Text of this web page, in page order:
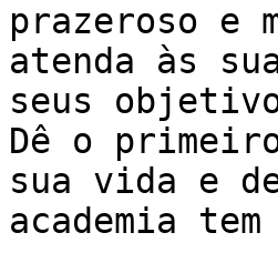
prazeroso e
atenda às
seus
Dê o
sua vida e
academia